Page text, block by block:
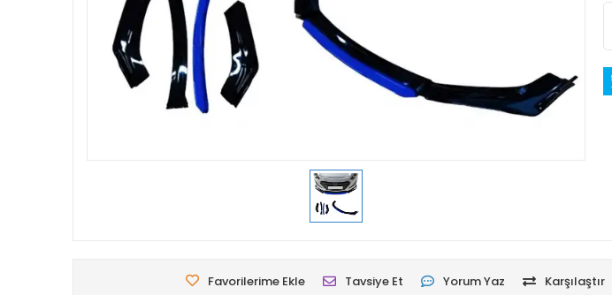
Favorilerime Ekle Tavsiye Et Yorum Yaz Karşılaştır